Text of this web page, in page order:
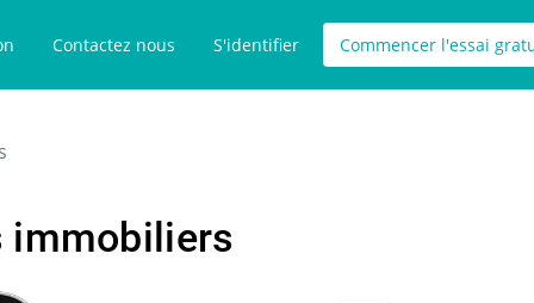
Contactez nous S'identifier Commencer l'essai
immobiliers